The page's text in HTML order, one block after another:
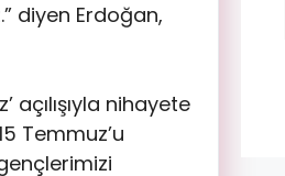
diyen Erdoğan,
açılışıyla nihayete
Temmuz’u